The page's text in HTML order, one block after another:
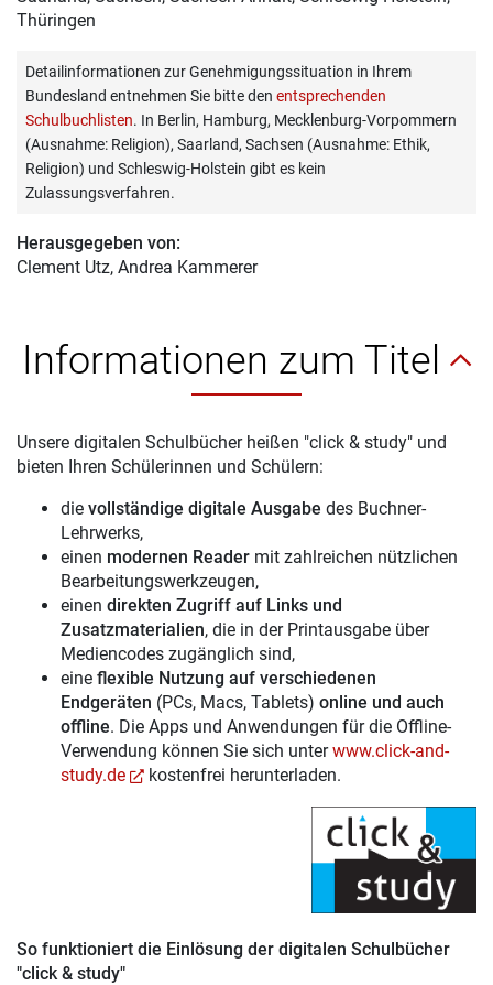
Thüringen
Detailinformationen zur Genehmigungssituation in Ihrem
Bundesland entnehmen Sie bitte den entsprechenden
Schulbuchlisten. In Berlin, Hamburg, Mecklenburg-Vorpommern
(Ausnahme: Religion), Saarland, Sachsen (Ausnahme: Ethik,
Religion) und Schleswig-Holstein gibt es kein
Zulassungsverfahren.
Herausgegeben von:
Clement Utz, Andrea Kammerer
Informationen zum Titel
Unsere digitalen Schulbücher heißen "click & study" und
bieten Ihren Schülerinnen und Schülern:
die vollständige digitale Ausgabe des Buchner-
Lehrwerks,
einen modernen Reader mit zahlreichen nützlichen
Bearbeitungswerkzeugen,
einen direkten Zugriff auf Links und
Zusatzmaterialien, die in der Printausgabe über
Mediencodes zugänglich sind,
eine flexible Nutzung auf verschiedenen
Endgeräten (PCs, Macs, Tablets) online und auch
offline. Die Apps und Anwendungen für die Offline-
Verwendung können Sie sich unterwww.click-and-
study.de
kostenfrei herunterladen.
So funktioniert die Einlösung der digitalen Schulbücher
"click & study"